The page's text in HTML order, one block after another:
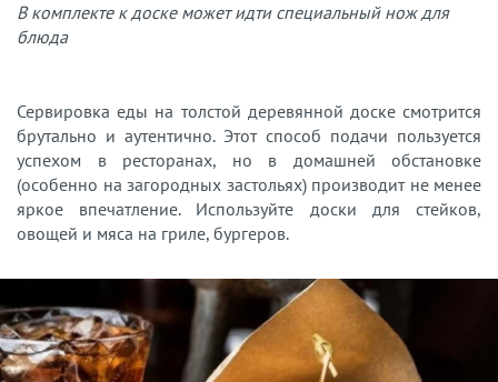
В комплекте к доске может идти специальный нож для
блюда
Сервировка еды на толстой деревянной доске смотрится
брутально и аутентично. Этот способ подачи пользуется
успехом в ресторанах, но в домашней обстановке
(особенно на загородных застольях) производит не менее
яркое впечатление. Используйте доски для стейков,
овощей и мяса на гриле, бургеров.